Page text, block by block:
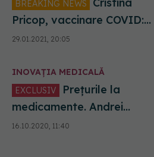
BREAKING NEWS
Pricop, vaccinare COVID:
tehnologia ARN Mesager
este testată și
ani
29.01.2021, 20:05
INOVAȚIA MEDICALĂ
EXCLUSIV
medicamente. Andrei
Baciu: se lucrează la
legislație
16.10.2020, 11:40